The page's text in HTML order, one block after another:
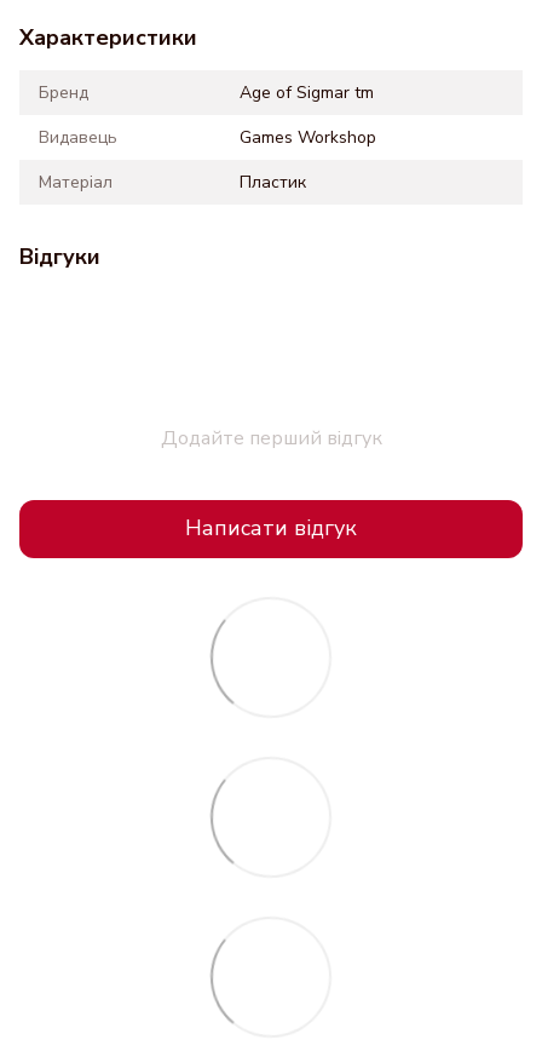
Характеристики
Бренд
Age of Sigmar tm
Видавець
Games Workshop
Матеріал
Пластик
Відгуки
Додайте перший відгук
Написати відгук